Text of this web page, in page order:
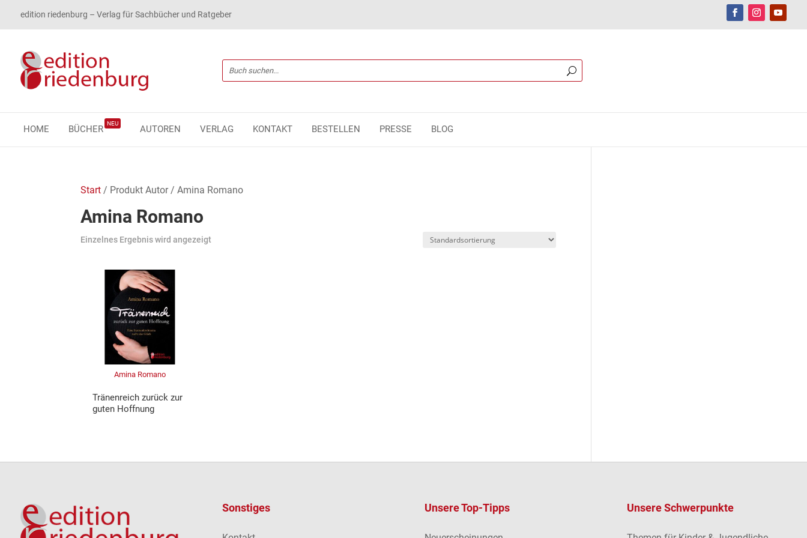
edition riedenburg – Verlag für Sachbücher und Ratgeber
HOME BÜCHER
NEU
AUTOREN VERLAG KONTAKT BESTELLEN PRESSE BLOG
Start / Produkt Autor / Amina Romano
Amina Romano
Einzelnes Ergebnis wird angezeigt
Amina Romano
Tränenreich zurück zur
guten Hoffnung
Sonstiges Unsere Top-Tipps Unsere Schwerpunkte